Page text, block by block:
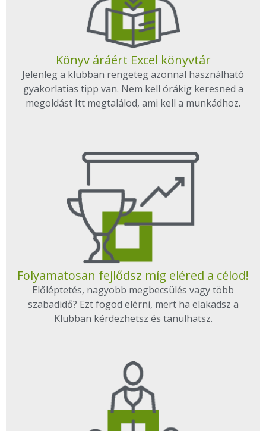
Könyv áráért Excel könyvtár
Jelenleg a klubban rengeteg azonnal használható
gyakorlatias tipp van. Nem kell órákig keresned a
megoldást Itt megtalálod, ami kell a munkádhoz.
Folyamatosan fejlődsz míg eléred a célod!
Előléptetés, nagyobb megbecsülés vagy több
szabadidő? Ezt fogod elérni, mert ha elakadsz a
Klubban kérdezhetsz és tanulhatsz.